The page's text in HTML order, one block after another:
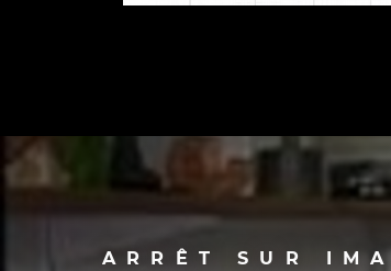
La vie du site
ARRÊT SUR